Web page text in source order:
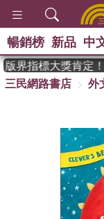
暢銷榜 新品 中
界指標大獎肯定！
三民網路書店
外